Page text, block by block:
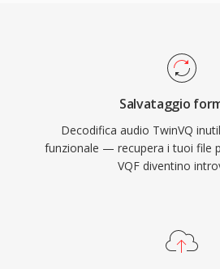
Salvataggio
Decodifica audio TwinVQ
funzionale — recupera i tuoi file
VQF diventino